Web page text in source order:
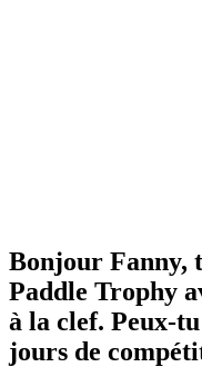
Bonjour Fanny,
Paddle Trophy
à la clef. Peux-
jours de